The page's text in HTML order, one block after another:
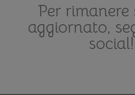
Per rimanere
aggiornato,
social!